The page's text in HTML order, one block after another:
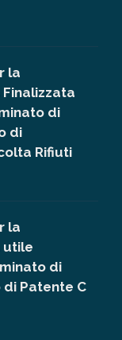
la
di
di
Rifiuti
la
utile
di
di Patente C